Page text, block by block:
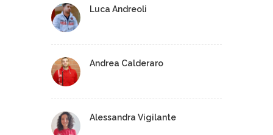
Luca Andreoli
Andrea Calderaro
Alessandra Vigilante